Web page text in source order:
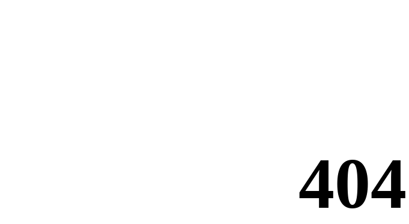
404